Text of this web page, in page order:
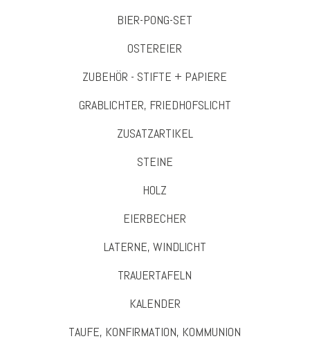
BIER-PONG-SET
OSTEREIER
ZUBEHÖR - STIFTE + PAPIERE
GRABLICHTER, FRIEDHOFSLICHT
ZUSATZARTIKEL
STEINE
HOLZ
EIERBECHER
LATERNE, WINDLICHT
TRAUERTAFELN
KALENDER
TAUFE, KONFIRMATION, KOMMUNION